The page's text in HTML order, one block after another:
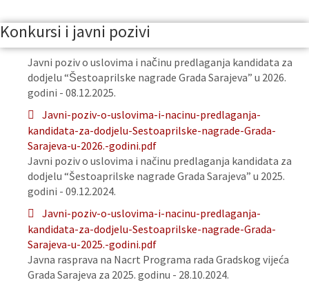
Konkursi i javni pozivi
Javni poziv o uslovima i načinu predlaganja kandidata za
dodjelu “Šestoaprilske nagrade Grada Sarajeva” u 2026.
godini - 08.12.2025.
Javni-poziv-o-uslovima-i-nacinu-predlaganja-
kandidata-za-dodjelu-Sestoaprilske-nagrade-Grada-
Sarajeva-u-2026.-godini.pdf
Javni poziv o uslovima i načinu predlaganja kandidata za
dodjelu “Šestoaprilske nagrade Grada Sarajeva” u 2025.
godini - 09.12.2024.
Javni-poziv-o-uslovima-i-nacinu-predlaganja-
kandidata-za-dodjelu-Sestoaprilske-nagrade-Grada-
Sarajeva-u-2025.-godini.pdf
Javna rasprava na Nacrt Programa rada Gradskog vijeća
Grada Sarajeva za 2025. godinu - 28.10.2024.